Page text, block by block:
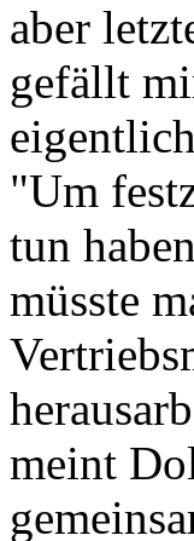
aber
gefällt
"Um
tun
müsste
meint